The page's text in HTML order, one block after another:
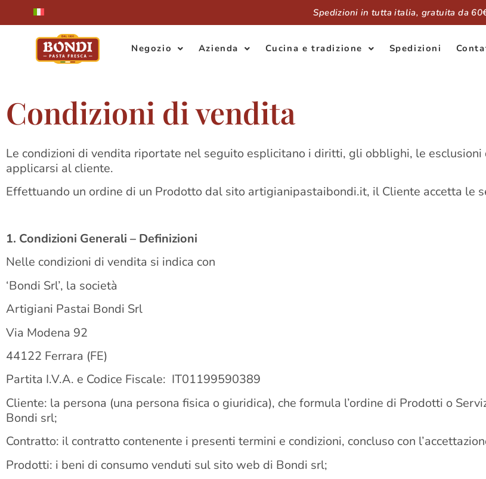
Spedizioni in tutta italia, gratuita da
Negozio Azienda Cucina e tradizione Spedizioni
Condizioni di vendita
Le condizioni di vendita riportate nel seguito esplicitano i diritti, gli obblighi, le
applicarsi al cliente.
Effettuando un ordine di un Prodotto dal sito artigianipastaibondi.it, il Cliente accetta le
1. Condizioni Generali – Definizioni
Nelle condizioni di vendita si indica con
‘Bondi Srl’, la società
Artigiani Pastai Bondi Srl
Via Modena 92
44122 Ferrara (FE)
Partita I.V.A. e Codice Fiscale: IT01199590389
Cliente: la persona (una persona fisica o giuridica), che formula l’ordine di Prodotti o
Bondi srl;
Contratto: il contratto contenente i presenti termini e condizioni, concluso con
Prodotti: i beni di consumo venduti sul sito web di Bondi srl;